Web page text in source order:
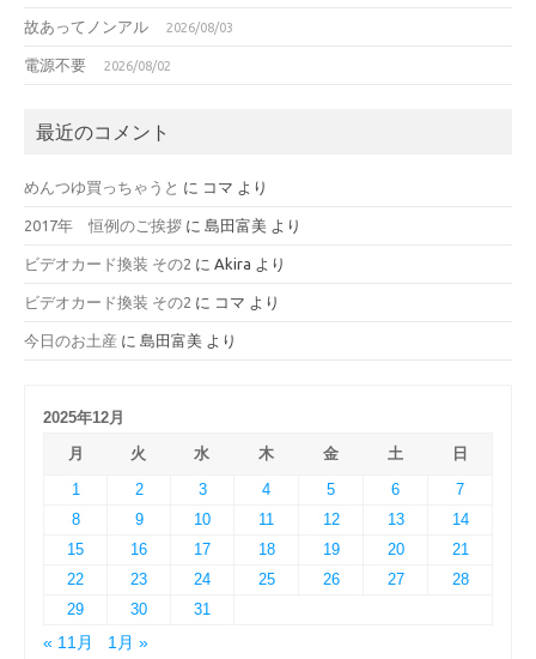
故あってノンアル 2026/08/03
電源不要 2026/08/02
最近のコメント
めんつゆ買っちゃうと に コマ より
2017年 恒例のご挨拶 に 島田富美 より
ビデオカード換装 その2 に Akira より
ビデオカード換装 その2 に コマ より
今日のお土産 に 島田富美 より
2025年12月
月
火 水 木 金 土
日
1
2 3 4 5 6
7
8
9 10 11 12 13
14
15
16 17 18 19 20
21
22
23 24 25 26 27
28
29
30
31
« 11月
1月 »